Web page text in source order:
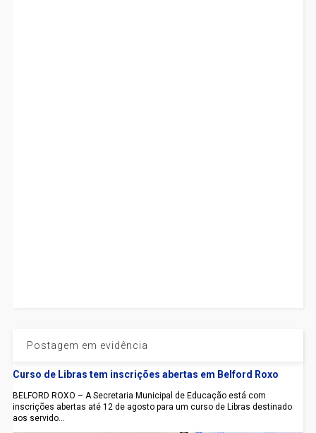
Postagem em evidência
Curso de Libras tem inscrições abertas em Belford Roxo
BELFORD ROXO – A Secretaria Municipal de Educação está com
inscrições abertas até 12 de agosto para um curso de Libras destinado
aos servido...